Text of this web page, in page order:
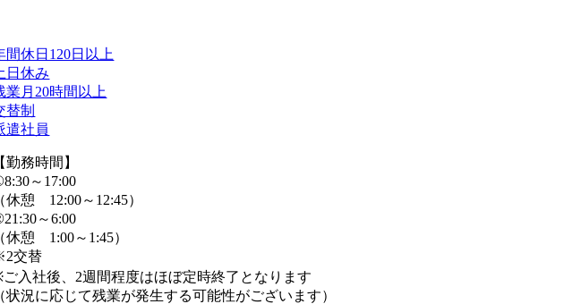
間休日120日以上
日休み
業月20時間以上
替制
遣社員
【勤務時間】
～17:00
（休憩 12:00～12:45）
～6:00
（休憩 1:00～1:45）
交替
入社後、2週間程度はほぼ定時終了となります
（状況に応じて残業が発生する可能性がございます）